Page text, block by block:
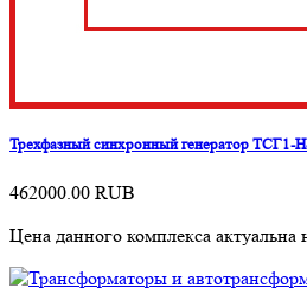
Трехфазный синхронный генератор ТСГ1-
462000.00 RUB
Цена данного комплекса актуальна